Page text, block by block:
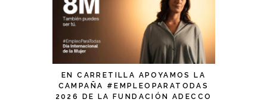
EN CARRETILLA APOYAMOS LA
CAMPAÑA #EMPLEOPARATODAS
2026 DE LA FUNDACIÓN ADECCO